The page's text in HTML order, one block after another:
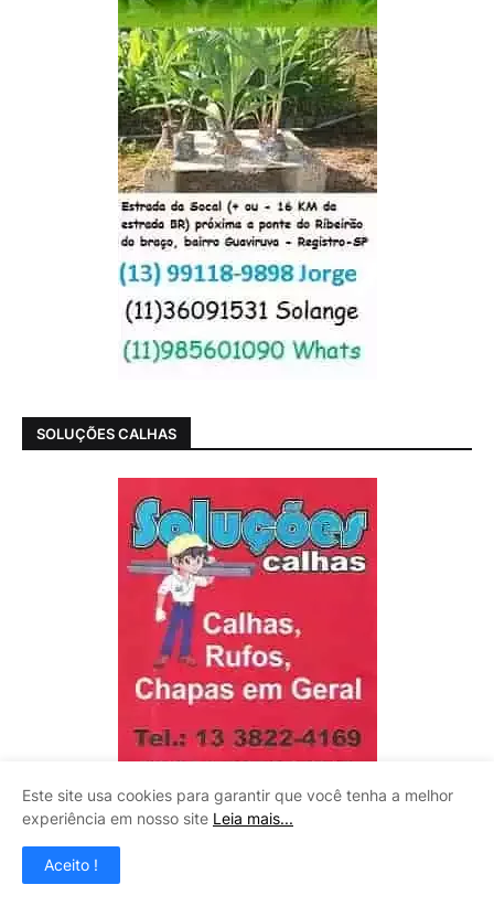
SOLUÇÕES CALHAS
Este site usa cookies para garantir que você tenha a melhor
experiência em nosso site Leia mais...
Aceito !